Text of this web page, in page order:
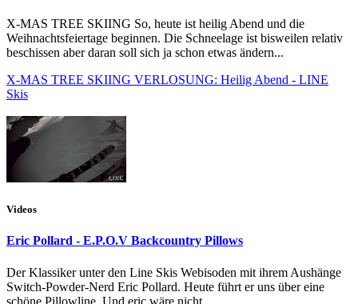
X-MAS TREE SKIING So, heute ist heilig Abend und die
Weihnachtsfeiertage beginnen. Die Schneelage ist bisweilen relativ
beschissen aber daran soll sich ja schon etwas ändern...
X-MAS TREE SKIING VERLOSUNG: Heilig Abend - LINE
Skis
Videos
Eric Pollard - E.P.O.V Backcountry Pillows
Der Klassiker unter den Line Skis Webisoden mit ihrem Aushänge
Switch-Powder-Nerd Eric Pollard. Heute führt er uns über eine
schöne Pillowline. Und eric wäre nicht...